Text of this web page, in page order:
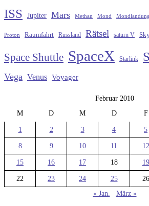
ISS Jupiter Mars Methan Mond Mondlandung
Proton Raumfahrt Russland Rätsel saturn V
Space Shuttle SpaceX Starlink
Vega Venus Voyager
Februar 2010
M
D M D F
1 2 3 4 5
8 9 10 11 12
15 16 17 18 19
22 23 24 25 26
« Jan.
März »